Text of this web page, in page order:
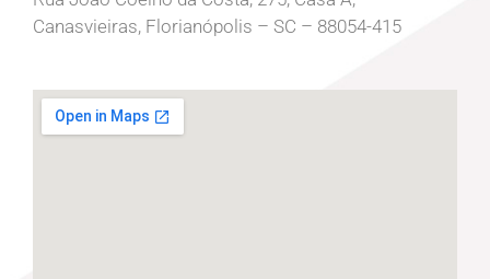
Canasvieiras, Florianópolis – SC – 88054-415